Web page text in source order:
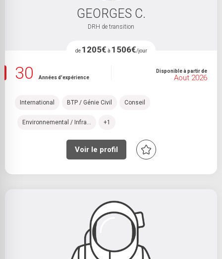
GEORGES C.
DRH de transition
de 1205€ à 1506€/jour
30 Années d'expérience
Disponible à partir de
Aout 2026
International BTP / Génie Civil Conseil
Environnemental / Infra... +1
Voir le profil